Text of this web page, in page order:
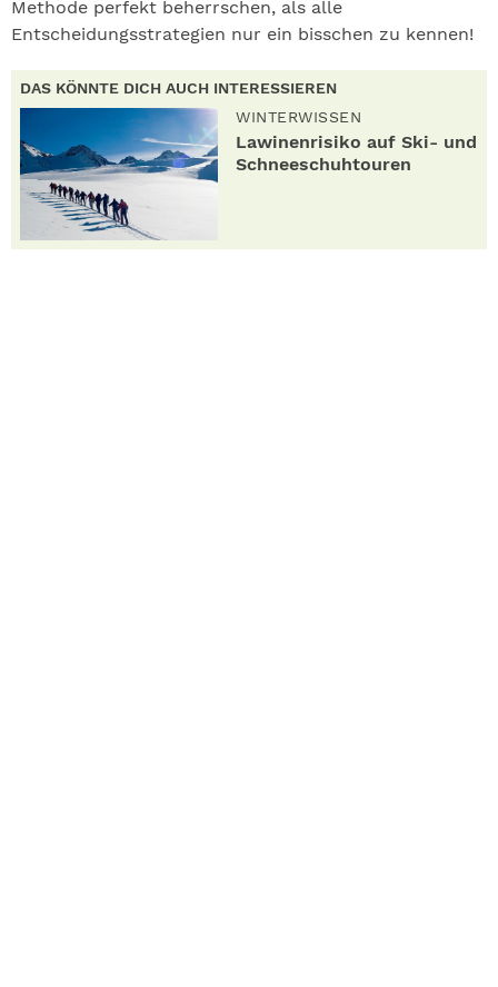
Methode perfekt beherrschen, als alle
Entscheidungsstrategien nur ein bisschen zu kennen!
DAS KÖNNTE DICH AUCH INTERESSIEREN
WINTERWISSEN
Lawinenrisiko auf Ski- und
Schneeschuhtouren